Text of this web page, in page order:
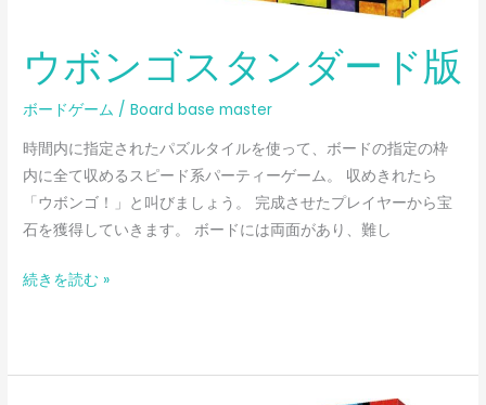
ウボンゴスタンダード版
ボードゲーム /Board base master
時間内に指定されたパズルタイルを使って、ボードの指定の枠
内に全て収めるスピード系パーティーゲーム。 収めきれたら
「ウボンゴ！」と叫びましょう。 完成させたプレイヤーから宝
石を獲得していきます。 ボードには両面があり、難し
続きを読む »